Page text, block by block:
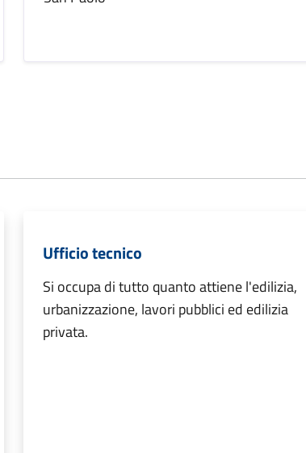
Ufficio tecnico
Si occupa di tutto quanto attiene l'edilizia,
urbanizzazione, lavori pubblici ed edilizia
privata.